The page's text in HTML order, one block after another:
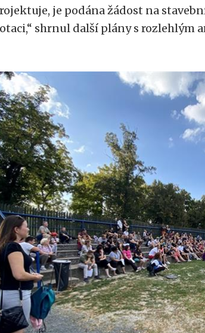
je podána žádost na
shrnul další plány s rozlehlým